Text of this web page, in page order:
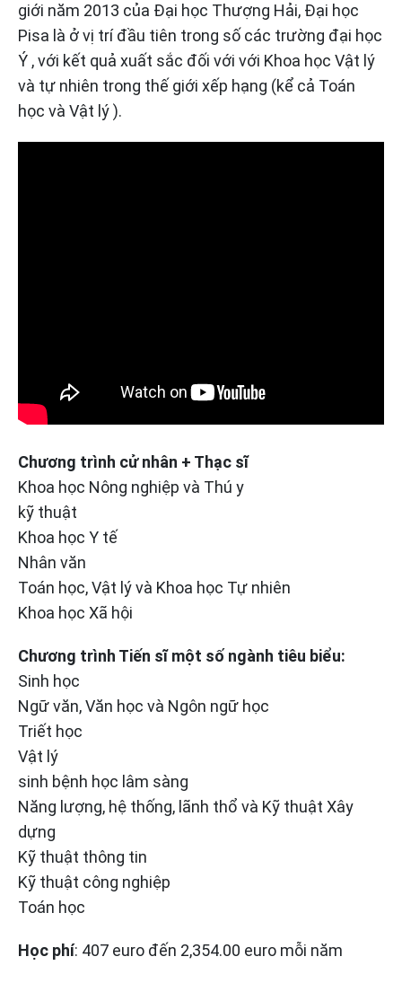
giới năm 2013 của Đại học Thượng Hải, Đại học
Pisa là ở vị trí đầu tiên trong số các trường đại học
Ý , với kết quả xuất sắc đối với với Khoa học Vật lý
và tự nhiên trong thế giới xếp hạng (kể cả Toán
học và Vật lý ).
Chương trình cử nhân + Thạc sĩ
Khoa học Nông nghiệp và Thú y
kỹ thuật
Khoa học Y tế
Nhân văn
Toán học, Vật lý và Khoa học Tự nhiên
Khoa học Xã hội
Chương trình Tiến sĩ một số ngành tiêu biểu:
Sinh học
Ngữ văn, Văn học và Ngôn ngữ học
Triết học
Vật lý
sinh bệnh học lâm sàng
Năng lượng, hệ thống, lãnh thổ và Kỹ thuật Xây
dựng
Kỹ thuật thông tin
Kỹ thuật công nghiệp
Toán học
Học phí: 407 euro đến 2,354.00 euro mỗi năm